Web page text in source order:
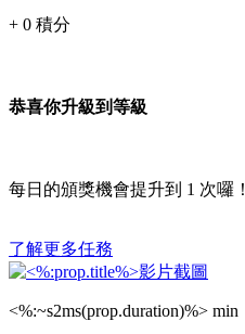
+ 0 積分
恭喜你升級到等級
每日的頒獎機會提升到 1 次囉！
了解更多任務
<%:~s2ms(prop.duration)%> min